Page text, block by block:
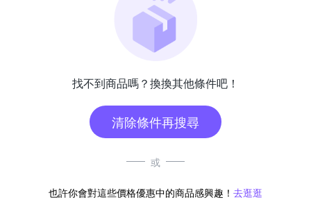
找不到商品嗎？換換其他條件吧！
清除條件再搜尋
或
也許你會對這些價格優惠中的商品感興趣！ 去逛逛